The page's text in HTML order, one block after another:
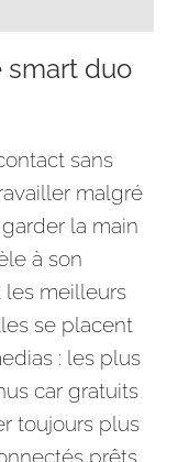
smart duo
sans
malgré
la main
à son
les meilleurs
se placent
: les plus
car gratuits
toujours plus
prêts